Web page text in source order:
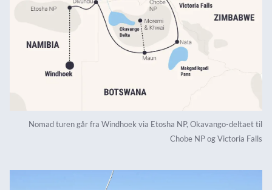
Nomad turen går fra Windhoek via Etosha NP, Okavango-deltaet til
Chobe NP og Victoria Falls